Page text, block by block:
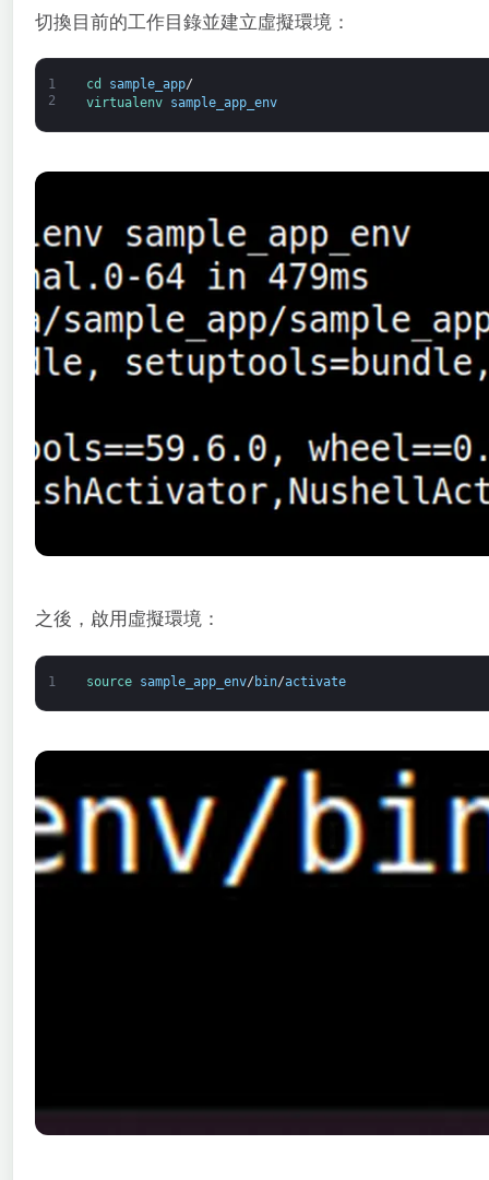
切換目前的工作目錄並建立虛擬環境：
1
2
cd sample_app/
virtualenv sample_app_env
之後，啟用虛擬環境：
1 source sample_app_env/ bin/activate